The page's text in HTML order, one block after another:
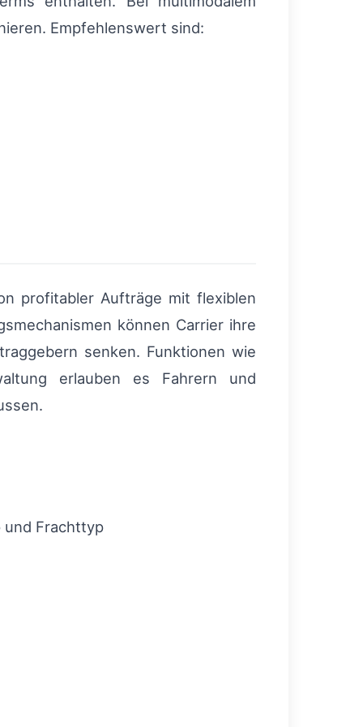
Empfehlenswert sind:
profitabler Aufträge mit flexiblen
können Carrier ihre
senken. Funktionen wie
erlauben es Fahrern und
und Frachttyp